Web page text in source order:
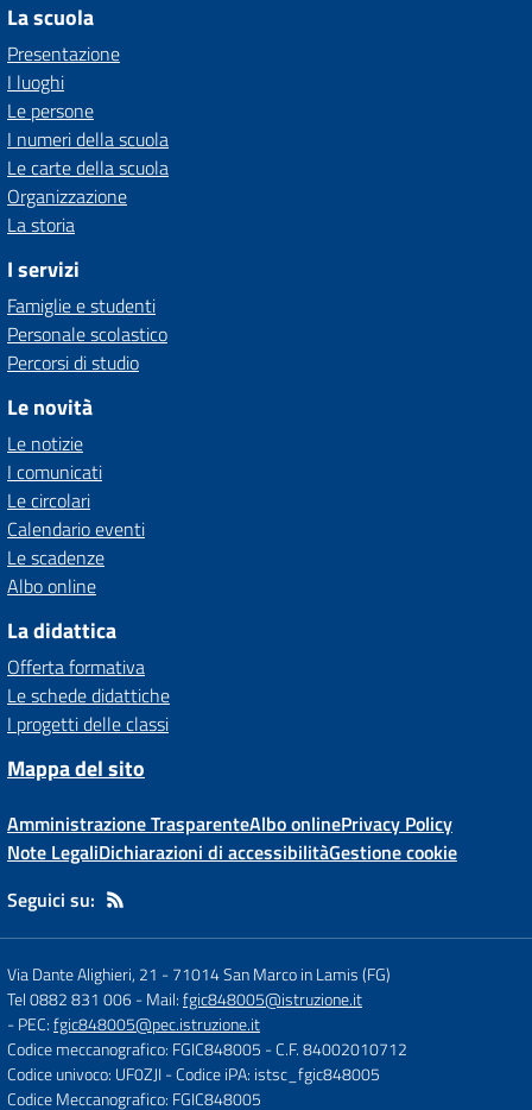
La scuola
Presentazione
I luoghi
Le persone
I numeri della scuola
Le carte della scuola
Organizzazione
La storia
I servizi
Famiglie e studenti
Personale scolastico
Percorsi di studio
Le novità
Le notizie
I comunicati
Le circolari
Calendario eventi
Le scadenze
Albo online
La didattica
Offerta formativa
Le schede didattiche
I progetti delle classi
Mappa del sito
Amministrazione TrasparenteAlbo onlinePrivacy Policy
Note LegaliDichiarazioni di accessibilitàGestione cookie
Seguici su:
Via Dante Alighieri, 21 -71014 San Marco in Lamis (FG)
Tel 0882 831 006- Mail:fgic848005@istruzione.it
- PEC:fgic848005@pec.istruzione.it
Codice meccanografico: FGIC848005 - C.F. 84002010712
Codice univoco: UF0ZJI- Codice iPA: istsc_fgic848005
Codice Meccanografico: FGIC848005